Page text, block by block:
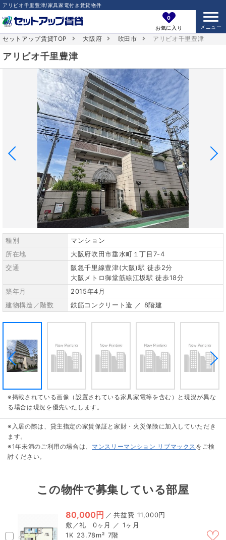
アリビオ千里豊津/家具家電付き賃貸物件
0
お気に入り
セットアップ賃貸TOP 大阪府 吹田市 アリビオ千里豊津
アリビオ千里豊津
種別
マンション
所在地
大阪府吹田市垂水町１丁目7-4
交通
阪急千里線豊津(大阪)駅 徒歩2分
大阪メトロ御堂筋線江坂駅 徒歩18分
築年月
2015年4月
建物構造／階数
鉄筋コンクリート造 ／ 8階建
※掲載されている画像（設置されている家具家電等を含む）と現況が異な
る場合は現況を優先いたします。
※入居の際は、貸主指定の家賃保証と家財・火災保険に加入していただき
ます。
※1年未満のご利用の場合は、 マンスリーマンション リブマックス をご検
討ください。
この物件で募集している部屋
80,000円 ／
11,000円
0ヶ月 ／ 1ヶ月
1K 23.78m² 7階